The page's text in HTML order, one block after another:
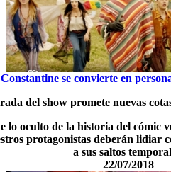
se convierte en
del show promete nuevas
lo oculto de la historia del cómic
protagonistas deberán lidiar
a sus saltos
22/07/2018